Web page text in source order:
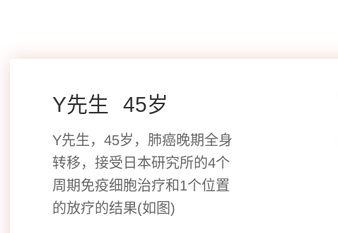
Y先生 ​45岁
Y先生，45岁，肺癌晚期全身
转移，接受日本研究所的4个
周期免疫细胞治疗和1个位置
的放疗的结果(如图)